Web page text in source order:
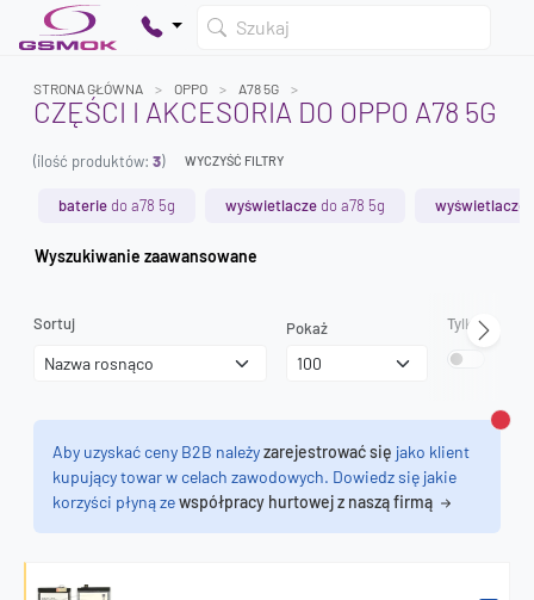
Szukaj
Twój koszyk jest pusty
STRONA GŁÓWNA OPPO A78 5G
CZĘŚCI I AKCESORIA DO OPPO A78 5G
(ilość produktów: 3) WYCZYŚĆ FILTRY
baterie do a78 5g wyświetlacze do a78 5g wyświetlacze
Wyszukiwanie zaawansowane
Sortuj Pokaż Tylko
Aby uzyskać ceny B2B należyzarejestrować się jako klient
kupujący towar w celach zawodowych. Dowiedz się jakie
korzyści płyną zewspółpracy hurtowej z naszą firmą